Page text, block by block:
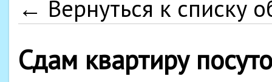
← Вернуться к списку
Сдам квартиру